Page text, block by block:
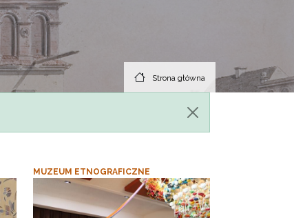
Strona główna
MUZEUM ETNOGRAFICZNE